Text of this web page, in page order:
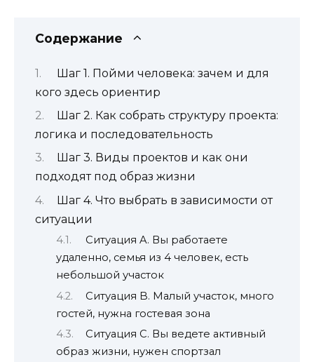
Содержание
Шаг 1. Пойми человека: зачем и для
кого здесь ориентир
Шаг 2. Как собрать структуру проекта:
логика и последовательность
Шаг 3. Виды проектов и как они
подходят под образ жизни
Шаг 4. Что выбрать в зависимости от
ситуации
Ситуация A. Вы работаете
удаленно, семья из 4 человек, есть
небольшой участок
Ситуация B. Малый участок, много
гостей, нужна гостевая зона
Ситуация C. Вы ведете активный
образ жизни, нужен спортзал